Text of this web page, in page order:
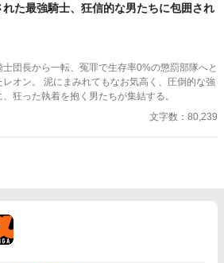
た最強騎士、狂信的な男たちに包囲され
士団長から一転、冤罪で生存率0%の懲罰部隊へと
レオン。 泥にまみれてもなお気高く、圧倒的な強
狂った執着を抱く男たちが集結する。
文字数：80,239